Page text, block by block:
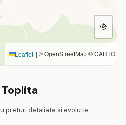
Leaflet | © OpenStreetMap © CARTO
preturi detaliate si evolutie.